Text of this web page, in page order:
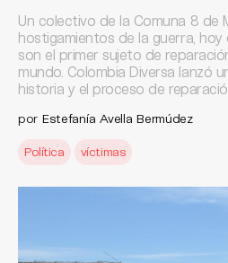
Un colectivo de la Comuna 8 de
hostigamientos de la guerra,
son el primer sujeto de
mundo. Colombia Diversa lanzó
historia y el proceso de
por Estefanía Avella Bermúdez
Política víctimas